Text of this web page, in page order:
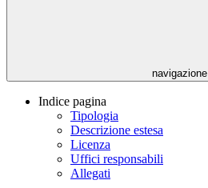
navigazione
Indice pagina
Tipologia
Descrizione estesa
Licenza
Uffici responsabili
Allegati